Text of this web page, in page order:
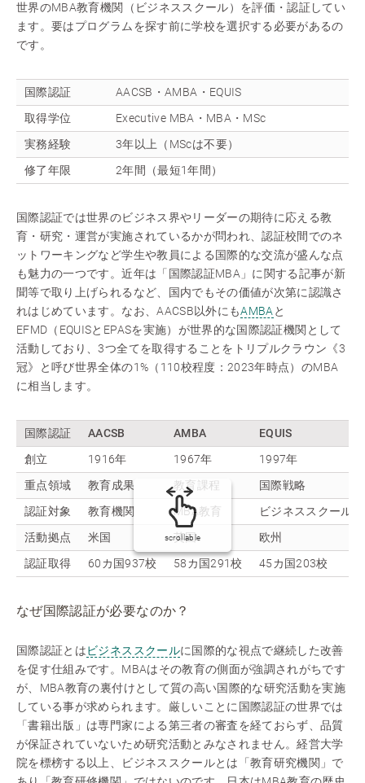
世界のMBA教育機関（ビジネススクール）を評価・認証してい
ます。要はプログラムを探す前に学校を選択する必要があるの
です。
国際認証
AACSB・AMBA・EQUIS
取得学位
Executive MBA・MBA・MSc
実務経験
3年以上（MScは不要）
修了年限
2年間（最短1年間）
国際認証では世界のビジネス界やリーダーの期待に応える教
育・研究・運営が実施されているかが問われ、認証校間でのネ
ットワーキングなど学生や教員による国際的な交流が盛んな点
も魅力の一つです。近年は「国際認証MBA」に関する記事が新
聞等で取り上げられるなど、国内でもその価値が次第に認識さ
れはじめています。なお、AACSB以外にもAMBAと
EFMD（EQUISとEPASを実施）が世界的な国際認証機関として
活動しており、3つ全てを取得することをトリプルクラウン《3
冠》と呼び世界全体の1%（110校程度：2023年時点）のMBA
に相当します。
国際認証 AACSB AMBA
EQUIS
創立
1916年 1967年
1997年
重点領域
教育成果 教育課程
国際戦略
認証対象
教育機関 MBA教育
ビジネススクール
活動拠点
米国 英国
欧州
認証取得
60カ国937校 58カ国291校 45カ国203校
scrollable
なぜ国際認証が必要なのか？
国際認証とはビジネススクールに国際的な視点で継続した改善
を促す仕組みです。MBAはその教育の側面が強調されがちです
が、MBA教育の裏付けとして質の高い国際的な研究活動を実施
している事が求められます。厳しいことに国際認証の世界では
「書籍出版」は専門家による第三者の審査を経ておらず、品質
が保証されていないため研究活動とみなされません。経営大学
院を標榜する以上、ビジネススクールとは「教育研究機関」で